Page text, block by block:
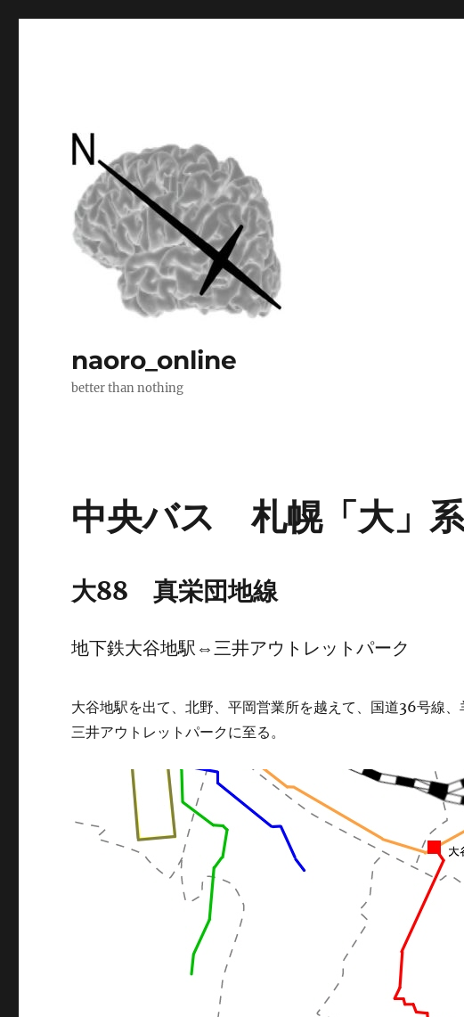
naoro_online
better than nothing
中央バス 札幌「大」
大88 真栄団地線
地下鉄大谷地駅⇔三井アウトレットパーク
大谷地駅を出て、北野、平岡営業所を越えて、国道36号線
三井アウトレットパークに至る。